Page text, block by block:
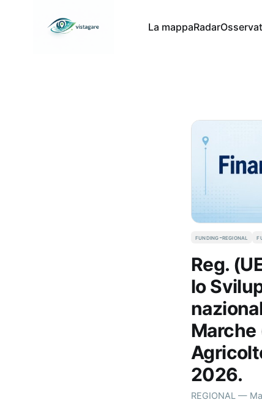
La mappaRadar
funding-regional
Reg.
lo
Marche
2026.
REGIONAL —